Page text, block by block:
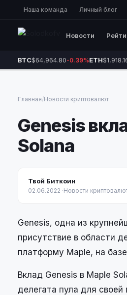
Наша команда Личный блог
Новости
BTC$64,964.80-0.39%ETH
Главная/Новости криптовалют
Genesis
Solana
Твой Биткоин
02.06.2022 ·Новости
Genesis, одна из
присутствие в области
платформу Maple, на
Вклад Genesis в Maple
делегата пула для